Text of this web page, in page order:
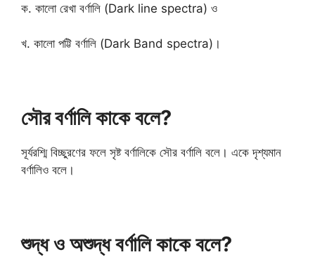
ক. কালো রেখা বর্ণালি (Dark line spectra) ও
খ. কালো পট্টি বর্ণালি (Dark Band spectra)।
সৌর বর্ণালি কাকে বলে?
সূর্যরশ্মি বিচ্ছুরণের ফলে সৃষ্ট বর্ণালিকে সৌর বর্ণালি বলে। একে দৃশ্যমান
বর্ণালিও বলে।
শুদ্ধ ও অশুদ্ধ বর্ণালি কাকে বলে?